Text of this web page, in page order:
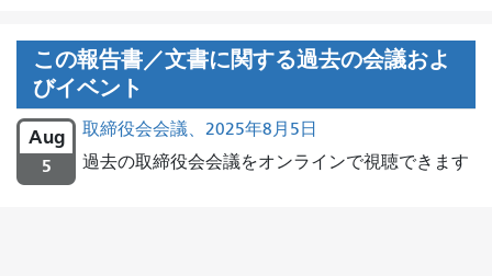
この報告書／文書に関する過去の会議およ
びイベント
Aug
5
取締役会会議、2025年8月5日
過去の取締役会会議をオンラインで視聴できます